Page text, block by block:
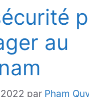
au
par Pham